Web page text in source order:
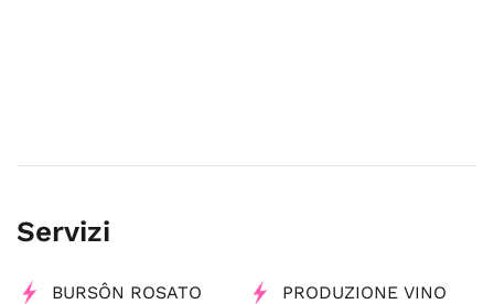
Servizi
BURSÔN ROSATO
PRODUZIONE VINO